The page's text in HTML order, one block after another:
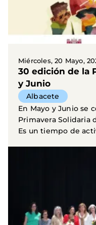
Miércoles, 20 Mayo,
30 edición de la
y Junio
Albacete
En Mayo y Junio se
Primavera Solidaria
Es un tiempo de